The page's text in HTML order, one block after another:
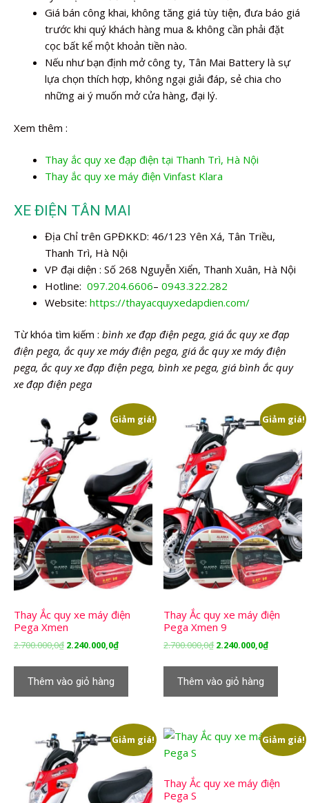
Giá bán công khai, không tăng giá tùy tiện, đưa báo giá
trước khi quý khách hàng mua & không cần phải đặt
cọc bất kể một khoản tiền nào.
Nếu như bạn định mở công ty, Tân Mai Battery là sự
lựa chọn thích hợp, không ngại giải đáp, sẻ chia cho
những ai ý muốn mở cửa hàng, đại lý.
Xem thêm :
Thay ắc quy xe đạp điện tại Thanh Trì, Hà Nội
Thay ắc quy xe máy điện Vinfast Klara
XE ĐIỆN TÂN MAI
Địa Chỉ trên GPĐKKD: 46/123 Yên Xá, Tân Triều,
Thanh Trì, Hà Nội
VP đại diện : Số 268 Nguyễn Xiển, Thanh Xuân, Hà Nội
Hotline: 097.204.6606– 0943.322.282
Website: https://thayacquyxedapdien.com/
Từ khóa tìm kiếm : bình xe đạp điện pega, giá ắc quy xe đạp
điện pega, ắc quy xe máy điện pega, giá ắc quy xe máy điện
pega, ắc quy xe đạp điện pega, bình xe pega, giá bình ắc quy
xe đạp điện pega
Giảm giá!
Thay Ắc quy xe máy điện
Pega Xmen
2.700.000,0₫ Giá
2.700.000,0₫.
2.240.000,0₫Giá
2.240.000,0₫.
Thêm vào giỏ hàng
Giảm giá!
Thay Ắc quy xe máy điện
Pega Xmen 9
2.700.000,0₫ Giá
2.700.000,0₫.
2.240.000,0₫Giá
Thêm vào giỏ hàng
Giảm giá! Giảm giá!
Thay Ắc quy xe máy điện
Pega S